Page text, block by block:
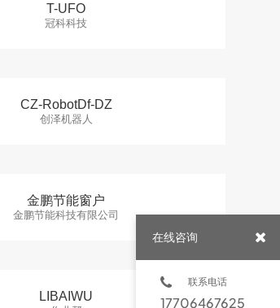
T-UFO
冠科科技
CZ-RobotDf-DZ
创泽机器人
金鹏节能窗户
金鹏节能科技有限公司
LIBAIWU
在线咨询
联系电话
17706467625